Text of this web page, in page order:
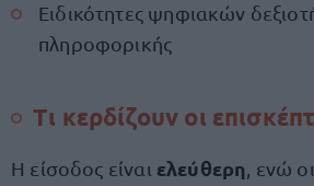
Ειδικότητες ψηφιακών
πληροφορικής
Τι κερδίζουν οι
Η είσοδος είναι ελεύθερη , ενώ